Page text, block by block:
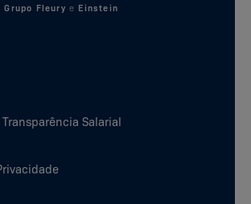
Grupo Fleury e Einstein
Salarial